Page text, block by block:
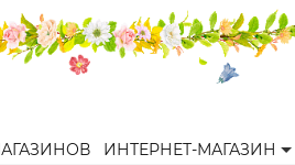
ИНТЕРНЕТ-МАГАЗИН